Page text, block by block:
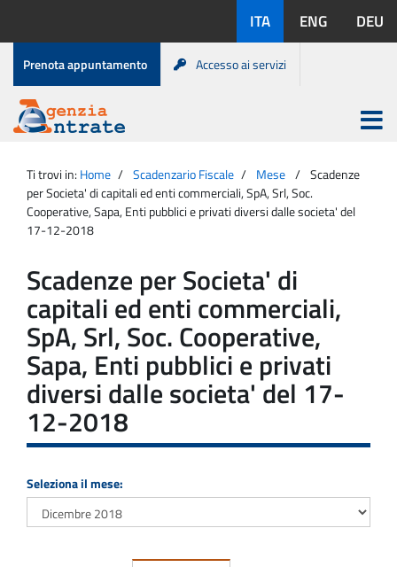
contenuto
disponibili:
ITA ENG DEU
Menu
di
servizio
Prenota appuntamento Accesso ai servizi
Agenzia
Entrate
Apri
menu
principale
Ti trovi in: Home Scadenzario Fiscale Mese
Scadenze
per Societa' di capitali ed enti commerciali, SpA, Srl, Soc.
Cooperative, Sapa, Enti pubblici e privati diversi dalle societa' del
17-12-2018
Scadenze per Societa' di
capitali ed enti commerciali,
SpA, Srl, Soc. Cooperative,
Sapa, Enti pubblici e privati
diversi dalle societa' del 17-
12-2018
Seleziona il mese: